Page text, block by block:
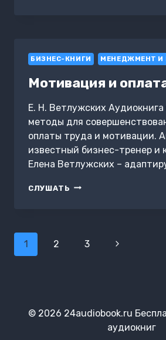
БИЗНЕС-КНИГИ МЕНЕДЖМЕНТ И
Мотивация и
Е. Н. Ветлужских Аудиокнига
методы для
оплаты труда и мотивации.
известный бизнес-тренер и
Елена Ветлужских –
СЛУШАТЬ МОТИВАЦИЯ
Навигация
по
1 2 3
Следующая
© 2026 24audiobook.ru
аудиокниг